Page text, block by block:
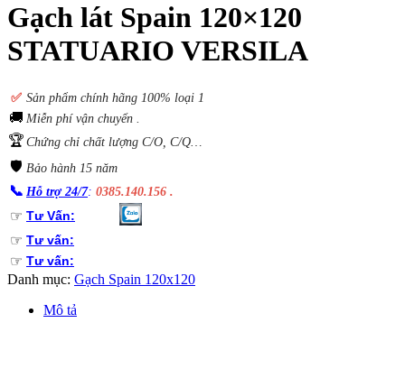
Gạch lát Spain 120×120
STATUARIO VERSILA
✅ Sản phẩm chính hãng 100% loại 1
🚚 Miễn phí vận chuyển .
🏆Chứng chỉ chất lượng C/O, C/Q…
🛡️ Bảo hành 15 năm
📞 Hỗ trợ 24/7: 0385.140.156 .
☞ Tư Vấn:
☞ Tư vấn:
☞ Tư vấn:
Danh mục: Gạch Spain 120x120
Mô tả